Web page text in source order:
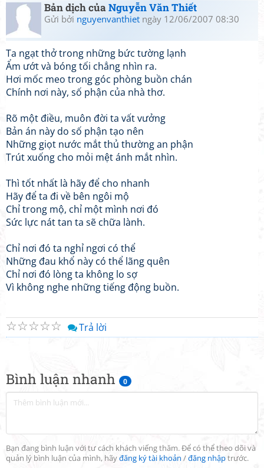
Bình luận nhanh 0
Bạn đang bình luận với tư cách khách viếng thăm. Để có thể theo dõi và
quản lý bình luận của mình, hãyđăng ký tài khoản /đăng nhậptrước.
Bản dịch củaNguyễn Văn Thiết
Gửi bởi nguyenvanthiet ngày 12/06/2007 08:30
Ta ngạt thở trong những bức tường lạnh
Ẩm ướt và bóng tối chẳng nhìn ra.
Hơi mốc meo trong góc phòng buồn chán
Chính nơi này, số phận của nhà thơ.
Rõ một điều, muôn đời ta vất vưởng
Bản án này do số phận tạo nên
Những giọt nước mắt thủ thường an phận
Trút xuống cho mỏi mệt ánh mắt nhìn.
Thì tốt nhất là hãy để cho nhanh
Hãy để ta đi về bên ngôi mộ
Chỉ trong mộ, chỉ một mình nơi đó
Sức lực nát tan ta sẽ chữa lành.
Chỉ nơi đó ta nghỉ ngơi có thể
Những đau khổ này có thể lãng quên
Chỉ nơi đó lòng ta không lo sợ
Vì không nghe những tiếng động buồn.
☆
☆
☆
☆
☆ Trả lời